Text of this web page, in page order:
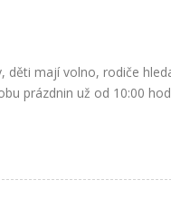
děti mají volno, rodiče
prázdnin už od 10:00